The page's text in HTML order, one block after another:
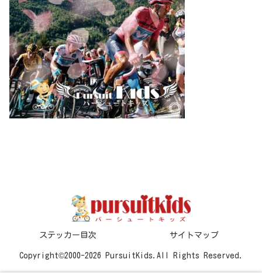
ステッカー目次 サイトマップ
Copyright©2000-2026 PursuitKids.All Rights Reserved.